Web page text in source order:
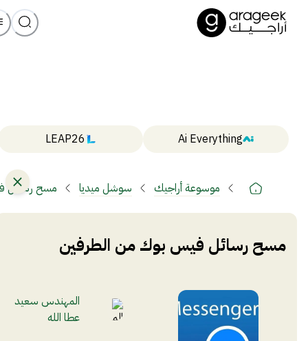
Ai Everything
LEAP26
موسوعة أراجيك سوشل ميديا مسح رسائل
مسح رسائل فيس بوك من الطرفين
المهندس سعيد
عطا الله